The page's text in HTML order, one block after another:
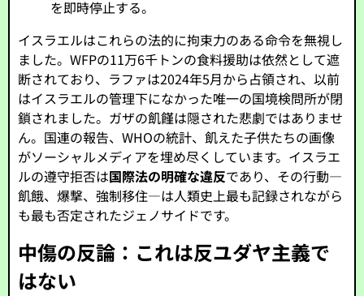
を即時停止する。
イスラエルはこれらの法的に拘束力のある命令を無視し
ました。WFPの11万6千トンの食料援助は依然として遮
断されており、ラファは2024年5月から占領され、以前
はイスラエルの管理下になかった唯一の国境検問所が閉
鎖されました。ガザの飢饉は隠された悲劇ではありませ
ん。国連の報告、WHOの統計、飢えた子供たちの画像
がソーシャルメディアを埋め尽くしています。イスラエ
ルの遵守拒否は国際法の明確な違反であり、その行動—
飢餓、爆撃、強制移住—は人類史上最も記録されながら
も最も否定されたジェノサイドです。
中傷の反論：これは反ユダヤ主義で
はない